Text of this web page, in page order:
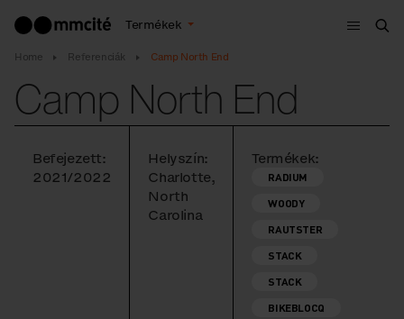
Termékek
Menü
Home Referenciák Camp North End
Camp North End
Befejezett:
2021/2022
Helyszín:
Charlotte,
North
Carolina
Termékek:
RADIUM
WOODY
RAUTSTER
STACK
STACK
BIKEBLOCQ